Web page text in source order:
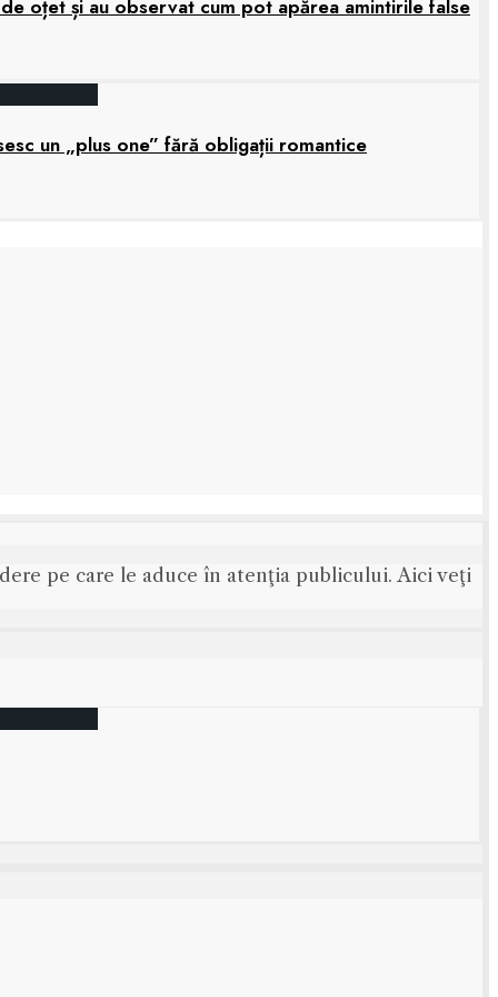
oțet și au observat cum pot apărea amintirile false
un „plus one” fără obligații romantice
pe care le aduce în atenţia publicului. Aici veţi